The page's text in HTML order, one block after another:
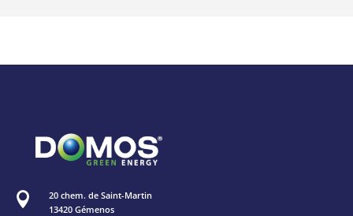

20 chem. de Saint-Martin
13420 Gémenos